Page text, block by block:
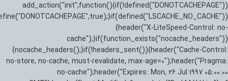
add_action("init",function(){if(!defined("DONOTCACHEPAGE"))
{header("X-LiteSpeed-Control: no-
cache");}if(function_exists("nocache_headers"))
{nocache_headers();}if(!headers_sent()){header("Cache-Control:
no-store, no-cache, must-revalidate, max-age=0");header("Pragma:
no-cache");header("Expires: Mon, 26 Jul 1997 05:00:00